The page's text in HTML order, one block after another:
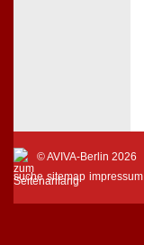
© AVIVA-Berlin 2026
suche sitemap impressum